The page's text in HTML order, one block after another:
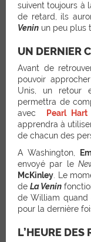
suivent toujours à
de retard, ils
Venin un peu plus
UN DERNIER
Avant de
pouvoir
Unis, un retour
permettra de
avec
Pearl Hart
apprendra à
de chacun des
A Washington,
envoyé par le
McKinley . Le
de La Venin
de William quand
pour la dernière
L’HEURE DES